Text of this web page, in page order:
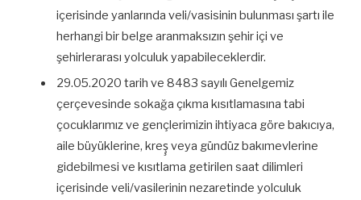
içerisinde yanlarında veli/vasisinin bulunması şartı ile
herhangi bir belge aranmaksızın şehir içi ve
şehirlerarası yolculuk yapabileceklerdir.
29.05.2020 tarih ve 8483 sayılı Genelgemiz
çerçevesinde sokağa çıkma kısıtlamasına tabi
çocuklarımız ve gençlerimizin ihtiyaca göre bakıcıya,
aile büyüklerine, kreş̧ veya gündüz bakımevlerine
gidebilmesi ve kısıtlama getirilen saat dilimleri
içerisinde veli/vasilerinin nezaretinde yolculuk